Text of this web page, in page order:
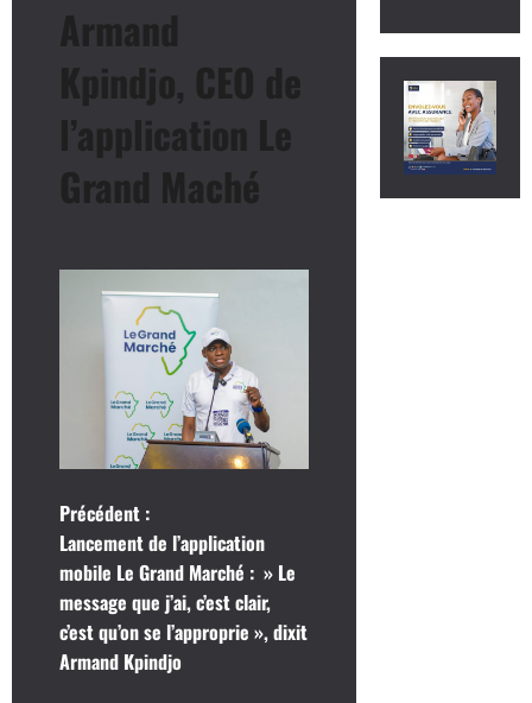
Armand
Kpindjo, CEO de
l’application Le
Grand Maché
N
a
v
i
Précédent :
Lancement de l’application
mobile Le Grand Marché : » Le
message que j’ai, c’est clair,
c’est qu’on se l’approprie », dixit
Armand Kpindjo